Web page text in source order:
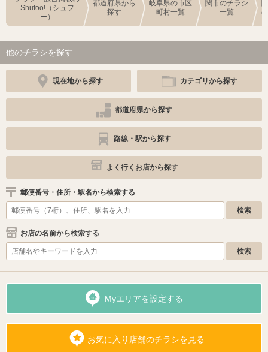
Shufoo!（シュフ
ー）
都道府県から
探す
岐阜県の市区
町村一覧
関市のチラシ
一覧
他のチラシを探す
現在地から探す カテゴリから探す
都道府県から探す
路線・駅から探す
よく行くお店から探す
郵便番号・住所・駅名から検索する
お店の名前から検索する
Myエリアを設定する
お気に入り店舗のチラシを見る